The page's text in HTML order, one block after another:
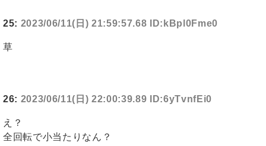
25: 2023/06/11(日) 21:59:57.68 ID:kBpl0Fme0
草
26: 2023/06/11(日) 22:00:39.89 ID:6yTvnfEi0
え？
全回転で小当たりなん？